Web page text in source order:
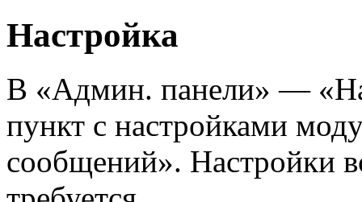
Настройка
В «Админ. панели» —
пункт с настройками
сообщений». Настройки